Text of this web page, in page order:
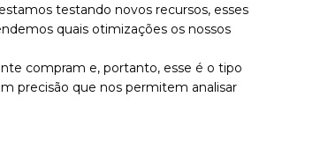
testando novos recursos, esses
quais otimizações os nossos
compram e, portanto, esse é o tipo
precisão que nos permitem analisar